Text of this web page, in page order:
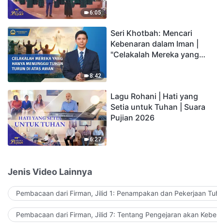
6:05
8:42
Seri Khotbah: Mencari
Kebenaran dalam Iman |
"Celakalah Mereka yang
6:27
Lagu Rohani | Hati yang
Setia untuk Tuhan | Suara
Pujian 2026
Jenis Video Lainnya
Pembacaan dari Firman, Jilid 1: Penampakan dan Pekerjaan
Pembacaan dari Firman, Jilid 7: Tentang Pengejaran akan